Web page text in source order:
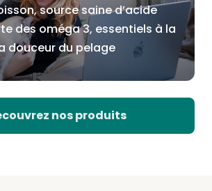
source saine d’acide
des oméga 3, essentiels à la
douceur du pelage
nos produits